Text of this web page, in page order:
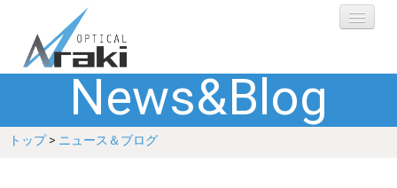
選ばれる理由
ブランド
News&Blog
トップ> ニュース＆ブログ